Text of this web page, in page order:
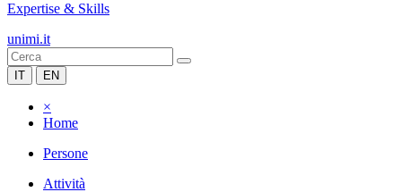
Expertise & Skills
unimi.it
IT EN
×
Home
Persone
Attività